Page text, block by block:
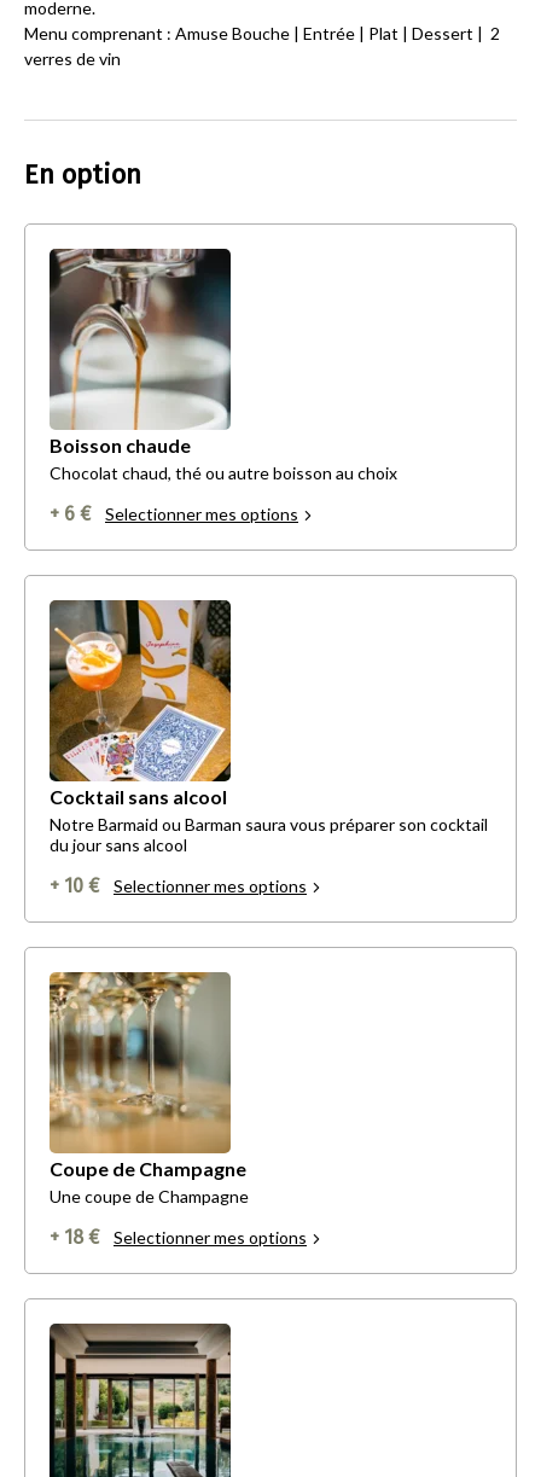
moderne.
Menu comprenant : Amuse Bouche | Entrée | Plat | Dessert | 2
verres de vin
En option
Boisson chaude
Chocolat chaud, thé ou autre boisson au choix
+ 6 € Selectionner mes options
Cocktail sans alcool
Notre Barmaid ou Barman saura vous préparer son cocktail
du jour sans alcool
+ 10 € Selectionner mes options
Coupe de Champagne
Une coupe de Champagne
+ 18 € Selectionner mes options